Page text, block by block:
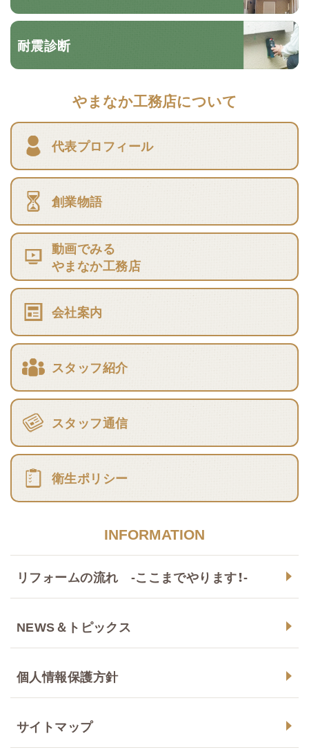
耐震診断
やまなか工務店について
代表プロフィール
創業物語
動画でみる
やまなか工務店
会社案内
スタッフ紹介
スタッフ通信
衛生ポリシー
INFORMATION
リフォームの流れ -ここまでやります！-
NEWS＆トピックス
個人情報保護方針
サイトマップ